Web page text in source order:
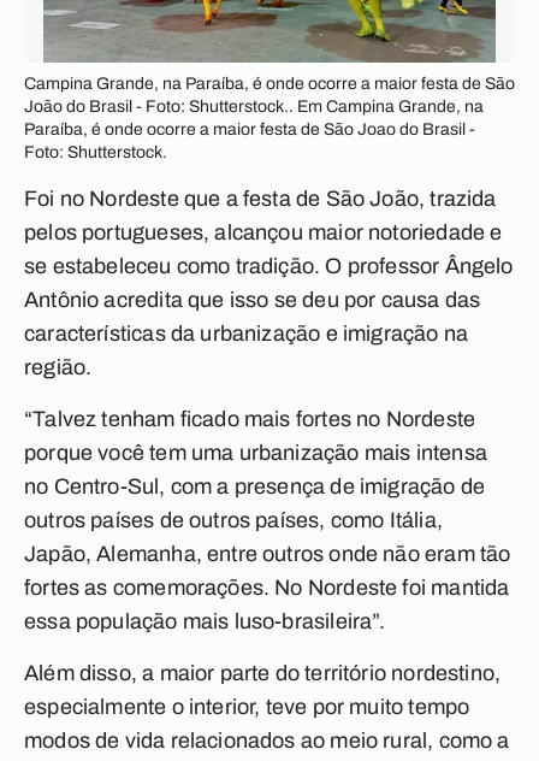
Campina Grande, na Paraíba, é onde ocorre a maior festa de São
João do Brasil - Foto: Shutterstock.. Em Campina Grande, na
Paraíba, é onde ocorre a maior festa de São Joao do Brasil -
Foto: Shutterstock.
Foi no Nordeste que a festa de São João, trazida
pelos portugueses, alcançou maior notoriedade e
se estabeleceu como tradição. O professor Ângelo
Antônio acredita que isso se deu por causa das
características da urbanização e imigração na
região.
“Talvez tenham ficado mais fortes no Nordeste
porque você tem uma urbanização mais intensa
no Centro-Sul, com a presença de imigração de
outros países de outros países, como Itália,
Japão, Alemanha, entre outros onde não eram tão
fortes as comemorações. No Nordeste foi mantida
essa população mais luso-brasileira”.
Além disso, a maior parte do território nordestino,
especialmente o interior, teve por muito tempo
modos de vida relacionados ao meio rural, como a